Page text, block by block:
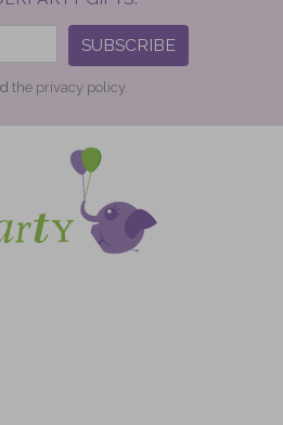
SUBSCRIBE
the privacy policy.